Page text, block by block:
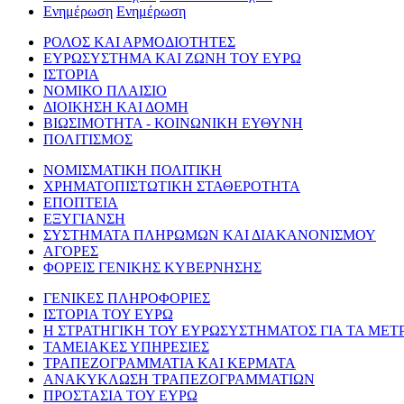
Ενημέρωση Ενημέρωση
ΡΟΛΟΣ ΚΑΙ ΑΡΜΟΔΙΟΤΗΤΕΣ
ΕΥΡΩΣΥΣΤΗΜΑ ΚΑΙ ΖΩΝΗ ΤΟΥ ΕΥΡΩ
ΙΣΤΟΡΙΑ
ΝΟΜΙΚΟ ΠΛΑΙΣΙΟ
ΔΙΟΙΚΗΣΗ ΚΑΙ ΔΟΜΗ
ΒΙΩΣΙΜΟΤΗΤΑ - ΚΟΙΝΩΝΙΚΗ ΕΥΘΥΝΗ
ΠΟΛΙΤΙΣΜΟΣ
ΝΟΜΙΣΜΑΤΙΚΗ ΠΟΛΙΤΙΚΗ
ΧΡΗΜΑΤΟΠΙΣΤΩΤΙΚΗ ΣΤΑΘΕΡΟΤΗΤΑ
ΕΠΟΠΤΕΙΑ
ΕΞΥΓΙΑΝΣΗ
ΣΥΣΤΗΜΑΤΑ ΠΛΗΡΩΜΩΝ ΚΑΙ ΔΙΑΚΑΝΟΝΙΣΜΟΥ
ΑΓΟΡΕΣ
ΦΟΡΕΙΣ ΓΕΝΙΚΗΣ ΚΥΒΕΡΝΗΣΗΣ
ΓΕΝΙΚΕΣ ΠΛΗΡΟΦΟΡΙΕΣ
ΙΣΤΟΡΙΑ ΤΟΥ ΕΥΡΩ
Η ΣΤΡΑΤΗΓΙΚΗ ΤΟΥ ΕΥΡΩΣΥΣΤΗΜΑΤΟΣ ΓΙΑ ΤΑ
ΤΑΜΕΙΑΚΕΣ ΥΠΗΡΕΣΙΕΣ
ΤΡΑΠΕΖΟΓΡΑΜΜΑΤΙΑ ΚΑΙ ΚΕΡΜΑΤΑ
ΑΝΑΚΥΚΛΩΣΗ ΤΡΑΠΕΖΟΓΡΑΜΜΑΤΙΩΝ
ΠΡΟΣΤΑΣΙΑ ΤΟΥ ΕΥΡΩ